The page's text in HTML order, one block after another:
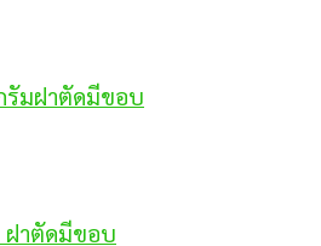
ฝาตัดมีขอบ